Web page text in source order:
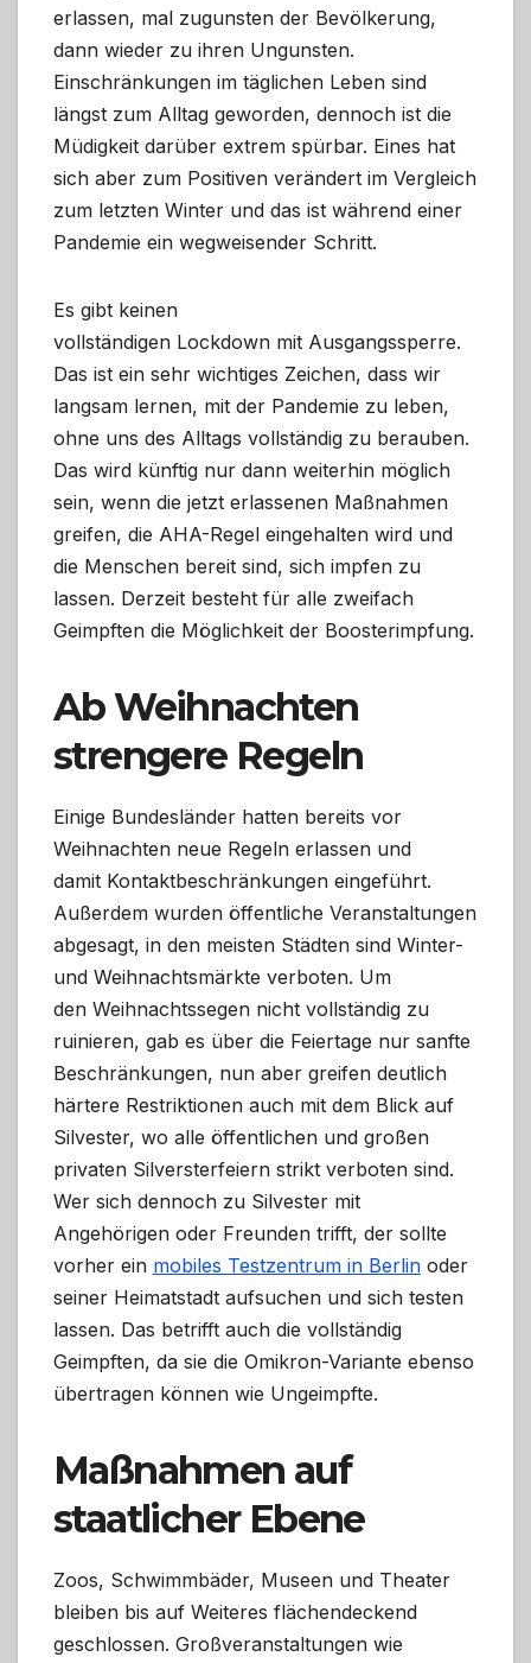
erlassen, mal zugunsten der Bevölkerung,
dann wieder zu ihren Ungunsten.
Einschränkungen im täglichen Leben sind
längst zum Alltag geworden, dennoch ist die
Müdigkeit darüber extrem spürbar. Eines hat
sich aber zum Positiven verändert im Vergleich
zum letzten Winter und das ist während einer
Pandemie ein wegweisender Schritt.
Es gibt keinen
vollständigen Lockdown mit Ausgangssperre.
Das ist ein sehr wichtiges Zeichen, dass wir
langsam lernen, mit der Pandemie zu leben,
ohne uns des Alltags vollständig zu berauben.
Das wird künftig nur dann weiterhin möglich
sein, wenn die jetzt erlassenen Maßnahmen
greifen, die AHA-Regel eingehalten wird und
die Menschen bereit sind, sich impfen zu
lassen. Derzeit besteht für alle zweifach
Geimpften die Möglichkeit der Boosterimpfung.
Ab Weihnachten
strengere Regeln
Einige Bundesländer hatten bereits vor
Weihnachten neue Regeln erlassen und
damit Kontaktbeschränkungen eingeführt.
Außerdem wurden öffentliche Veranstaltungen
abgesagt, in den meisten Städten sind Winter-
und Weihnachtsmärkte verboten. Um
den Weihnachtssegen nicht vollständig zu
ruinieren, gab es über die Feiertage nur sanfte
Beschränkungen, nun aber greifen deutlich
härtere Restriktionen auch mit dem Blick auf
Silvester, wo alle öffentlichen und großen
privaten Silversterfeiern strikt verboten sind.
Wer sich dennoch zu Silvester mit
Angehörigen oder Freunden trifft, der sollte
vorher ein mobiles Testzentrum in Berlin oder
seiner Heimatstadt aufsuchen und sich testen
lassen. Das betrifft auch die vollständig
Geimpften, da sie die Omikron-Variante ebenso
übertragen können wie Ungeimpfte.
Maßnahmen auf
staatlicher Ebene
Zoos, Schwimmbäder, Museen und Theater
bleiben bis auf Weiteres flächendeckend
geschlossen. Großveranstaltungen wie